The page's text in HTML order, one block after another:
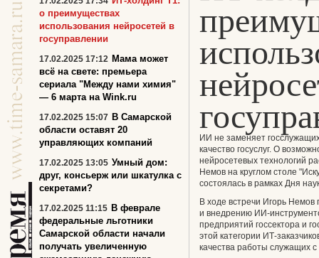
ИИ не заменяет
качество госуслуг. О
нейросетевых технологий
Немов на круглом столе
состоялась в рамках Дня
В ходе встречи Игорь Немов
и внедрению ИИ-
предприятий госсектора и
этой категории ИТ-
качества работы служащих
о преимуществах
использования нейросетей в
госуправлении
17.02.2025 17:12 Мама может
всё на свете: премьера
сериала "Между нами химия"
— 6 марта на Wink.ru
17.02.2025 15:07 В Самарской
области оставят 20
управляющих компаний
17.02.2025 13:05 Умный дом:
друг, консьерж или шкатулка с
секретами?
17.02.2025 11:15 В феврале
федеральные льготники
Самарской области начали
получать увеличенную